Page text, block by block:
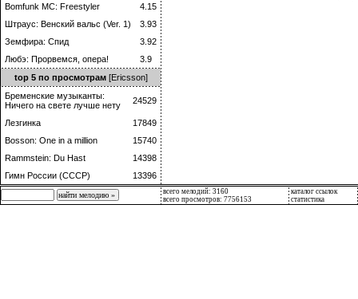
Bomfunk MC: Freestyler
4.15
Штраус: Венский вальс (Ver. 1)
3.93
Земфира: Спид
3.92
Любэ: Прорвемся, опера!
3.9
top 5 по просмотрам[Ericsson]
Бременские музыканты:
Ничего на свете лучше нету
24529
Лезгинка
17849
Bosson: One in a million
15740
Rammstein: Du Hast
14398
Гимн России (СССР)
13396
всего мелодий: 3160
всего просмотров: 7756153
каталог ссылок
статистика